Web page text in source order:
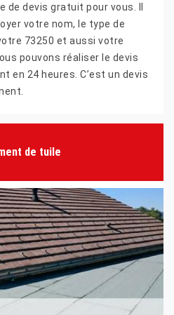
de devis gratuit pour vous. Il
votre nom, le type de
73250 et aussi votre
pouvons réaliser le devis
en 24 heures. C’est un devis
de tuile